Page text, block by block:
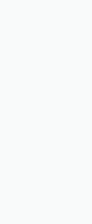
kreativen
zu
einen
und
ihrer
das nicht
der
wird,